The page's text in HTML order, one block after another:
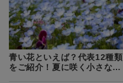
青い花といえば？代表12種類
をご紹介！夏に咲く小さな青